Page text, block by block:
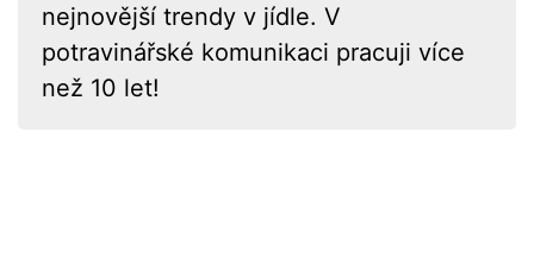
nejnovější trendy v jídle. V
potravinářské komunikaci pracuji více
než 10 let!